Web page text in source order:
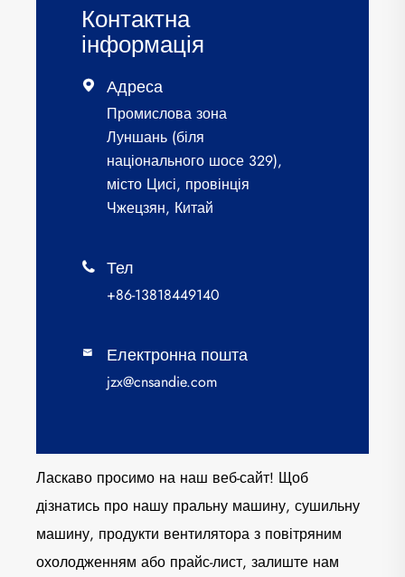
Контактна
інформація
 Адреса
Промислова зона
Луншань (біля
національного шосе 329),
місто Цисі, провінція
Чжецзян, Китай
 Тел
+86-13818449140
 Електронна пошта
jzx@cnsandie.com
Ласкаво просимо на наш веб-сайт! Щоб
дізнатись про нашу пральну машину, сушильну
машину, продукти вентилятора з повітряним
охолодженням або прайс-лист, залиште нам